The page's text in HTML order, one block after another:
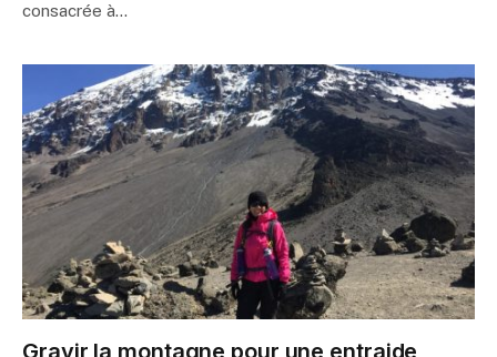
consacrée à…
Gravir la montagne pour une entraide